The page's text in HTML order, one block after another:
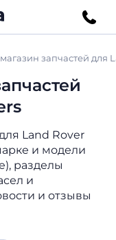
запчастей для
Land Rover
и модели
разделы
и
и отзывы